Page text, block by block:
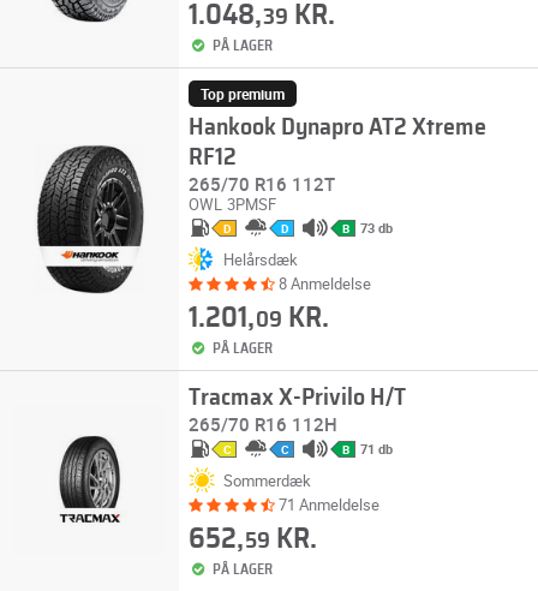
1.048,39 KR.
PÅ LAGER
Top premium
Hankook Dynapro AT2 Xtreme
RF12
265/70 R16 112T
OWL 3PMSF
D D B 73 db
Helårsdæk
8 Anmeldelse
1.201,09 KR.
PÅ LAGER
Tracmax X-Privilo H/T
265/70 R16 112H
C C B 71 db
Sommerdæk
71 Anmeldelse
652,59 KR.
PÅ LAGER